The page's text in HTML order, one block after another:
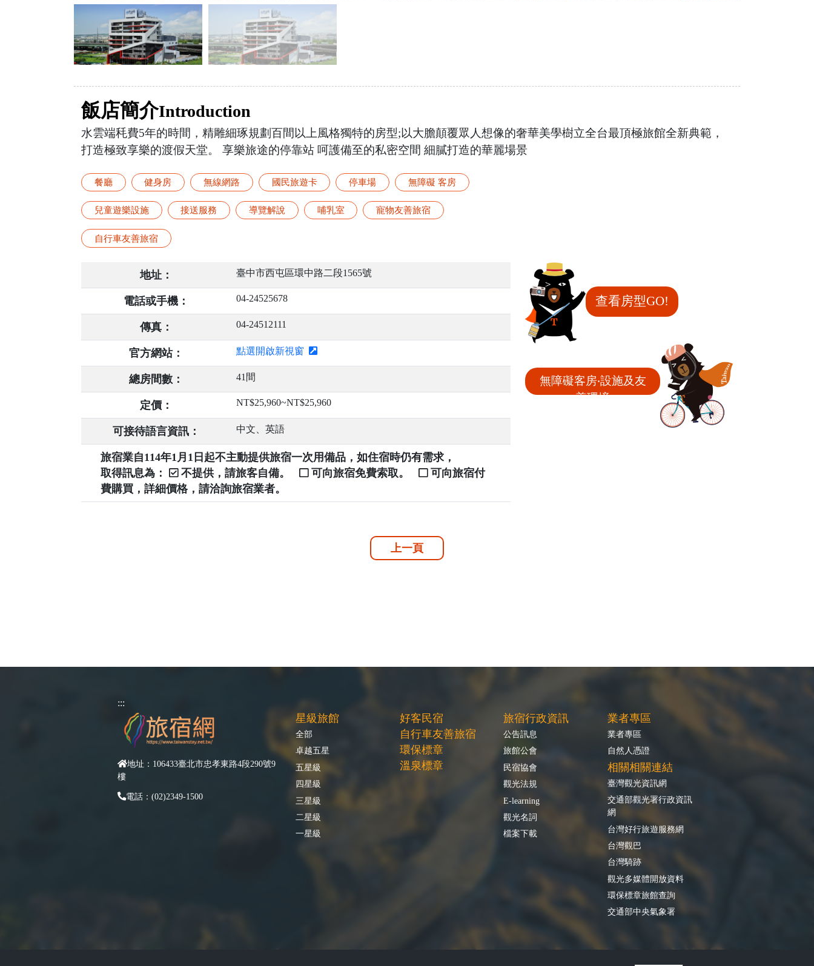
飯店簡介Introduction
水雲端秏費5年的時間，精雕細琢規劃百間以上風格獨特的房型;以大膽顛覆眾人想像的奢華美學樹立全台最頂極旅館全新典範，
打造極致享樂的渡假天堂。 享樂旅途的停靠站 呵護備至的私密空間 細膩打造的華麗場景
餐廳 健身房 無線網路 國民旅遊卡 停車場 無障礙 客房
兒童遊樂設施 接送服務 導覽解說 哺乳室 寵物友善旅宿
自行車友善旅宿
地址： 臺中市西屯區環中路二段1565號
電話或手機： 04-24525678
傳真： 04-24512111
官方網站： 點選開啟新視窗
總房間數： 41間
定價： NT$25,960~NT$25,960
可接待語言資訊： 中文、英語
旅宿業自114年1月1日起不主動提供旅宿一次用備品，如住宿時仍有需求，
取得訊息為：
不提供，請旅客自備。 可向旅宿免費索取。
可向旅宿付
費購買，詳細價格，請洽詢旅宿業者。
查看房型GO!
無障礙客房‧設施及友
善環境
上一頁
:::
地址：106433臺北市忠孝東路4段290號9
樓
電話：(02)2349-1500
星級旅館
全部
卓越五星
五星級
四星級
三星級
二星級
一星級
好客民宿
自行車友善旅宿
環保標章
溫泉標章
旅宿行政資訊
公告訊息
旅館公會
民宿協會
觀光法規
E-learning
觀光名詞
檔案下載
業者專區
業者專區
自然人憑證
相關相關連結
臺灣觀光資訊網
交通部觀光署行政資訊
網
台灣好行旅遊服務網
台灣觀巴
台灣騎跡
觀光多媒體開放資料
環保標章旅館查詢
交通部中央氣象署